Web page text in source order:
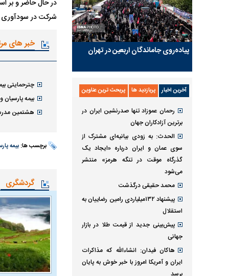
شرکت در سودآوری دارد.
خبر های
چترحمایتی
بیمه پارسیان وارد باشگاه
هشتمین
برچسب ها: بیمه
گردشگری
پیاده‌روی جاماندگان اربعین در تهران
آخرین اخبار پربازدید ها پربحث ترین عناوین
رحمان عموزاد تنها صدرنشین ایران در
برترین آزادکاران جهان
الحدث: به زودی بیانیه‌ای مشترک از
سوی عمان و ایران درباره «ایجاد یک
گذرگاه موقت در تنگه هرمز» منتشر
می‌شود
محمد حقیقی درگذشت
پیشنهاد ۱۳۲میلیاردی رامین رضاییان به
استقلال
پیش‌بینی جدید از قیمت طلا در بازار
جهانی
هاکان فیدان: انشاءالله که مذاکرات
ایران و آمریکا امروز با خبر خوش به پایان
برسد